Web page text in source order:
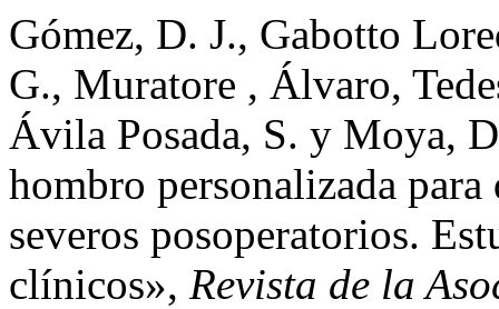
Gómez, D. J., Gabotto
G., Muratore , Álvaro,
Ávila Posada, S. y Moya,
hombro personalizada
severos posoperatorios.
clínicos», Revista de la